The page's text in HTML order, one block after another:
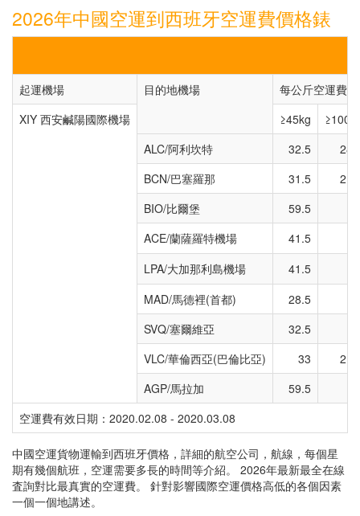
2026年中國空運到西班牙空運費價格錶
起運機場 目的地機場
每公斤空運費
XIY 西安鹹陽國際機場
≥45kg
ALC/阿利坎特
32.5
BCN/巴塞羅那
31.5
BIO/比爾堡
59.5
ACE/蘭薩羅特機場
41.5
LPA/大加那利島機場
41.5
MAD/馬德裡(首都)
28.5
SVQ/塞爾維亞
32.5
VLC/華倫西亞(巴倫比亞)
33
AGP/馬拉加
59.5
空運費有效日期：2020.02.08 - 2020.03.08
中國空運貨物運輸到西班牙價格，詳細的航空公司，航線，每個星
期有幾個航班，空運需要多長的時間等介紹。 2026年最新最全在線
査詢對比最真實的空運費。 針對影響國際空運價格高低的各個因素
一個一個地講述。